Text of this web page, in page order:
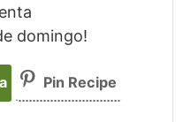
domingo!
Pin Recipe